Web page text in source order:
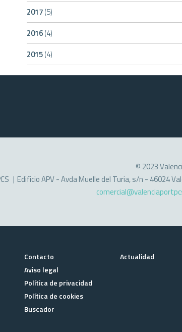
2017(5)
2016(4)
2015(4)
© 2023
Edificio APV - Avda Muelle del Turia, s/n - 46024
Contacto
Actualidad
Aviso legal
Política de privacidad
Política de cookies
Buscador